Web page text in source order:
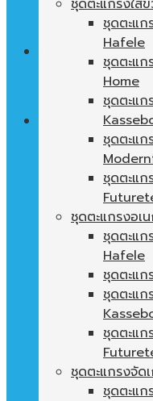
ไม่มีสินค้าในตะก
ตะกร้าสินค้า
ไม่มีสินค้าในตะกร้า
ชุดตะแกรงใส่
ชุดตะแก
Hafele
ชุดตะแก
Home
ชุดตะแก
ชุดตะแก
ชุดตะแก
ชุดตะแกรงอเ
ชุดตะแก
Hafele
ชุดตะแก
ชุดตะแก
ชุดตะแก
ชุดตะแกรงจัด
ชุดตะแก